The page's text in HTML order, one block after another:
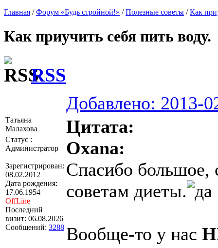
Главная /Форум «Будь стройной!» /Полезные советы /Как
Как приучить себя пить воду.
RSS
Добавлено: 2013-
Татьяна
Малахова
Статус :
Администратор
Зарегистрирован:
08.02.2012
Дата рождения:
17.06.1954
OffLine
Последний
визит: 06.08.2026
Сообщений: 3288
Цитата:
Оxana:
Спасибо большое,
советам диеты.
Вообще-то у нас